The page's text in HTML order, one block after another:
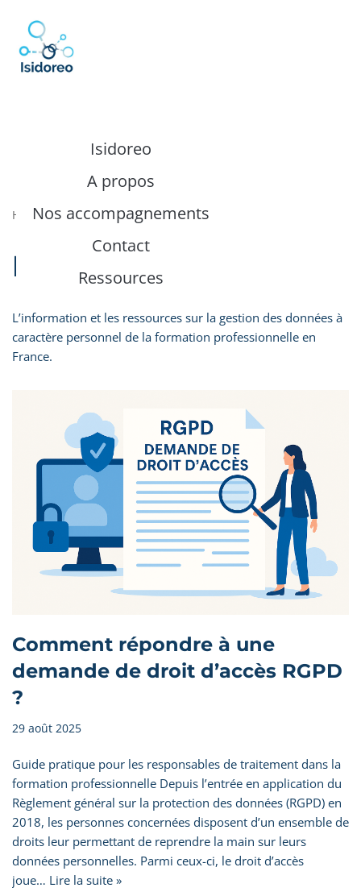
principal
Aller
au
Isidoreo
A propos
Nos accompagnements
Contact
Ressources
Home »Ressources»RGPD
RGPD
L’information et les ressources sur la gestion des données à
caractère personnel de la formation professionnelle en
France.
Comment répondre à une
demande de droit d’accès RGPD
?
29 août 2025
Guide pratique pour les responsables de traitement dans la
formation professionnelle Depuis l’entrée en application du
Règlement général sur la protection des données (RGPD) en
2018, les personnes concernées disposent d’un ensemble de
droits leur permettant de reprendre la main sur leurs
données personnelles. Parmi ceux-ci, le droit d’accès
joue… Lire la suite »